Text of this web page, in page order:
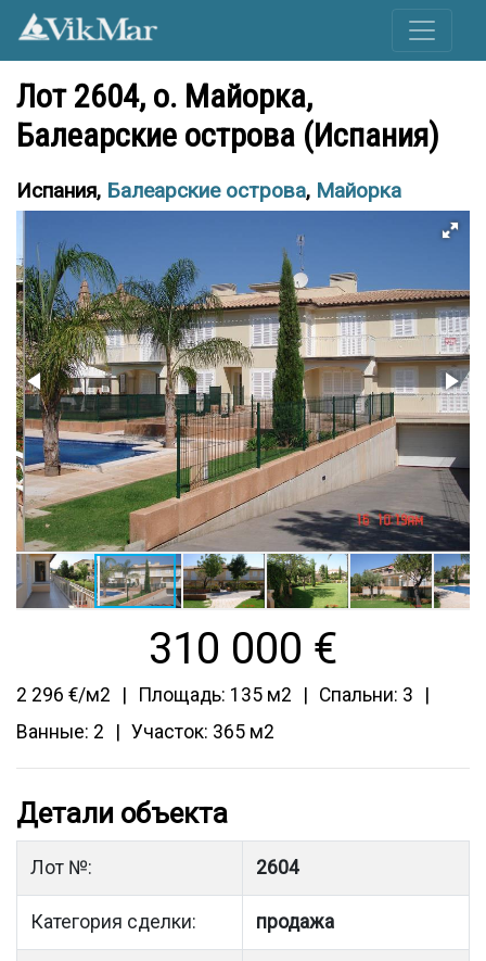
Лот 2604, o. Майорка,
Балеарские острова (Испания)
Испания, Балеарские острова, Майорка
310 000 €
2 296 €/м2 Площадь: 135 м2
Спальни: 3
Ванные: 2
Участок: 365 м2
Детали объекта
Лот №: 2604
Категория сделки: продажа